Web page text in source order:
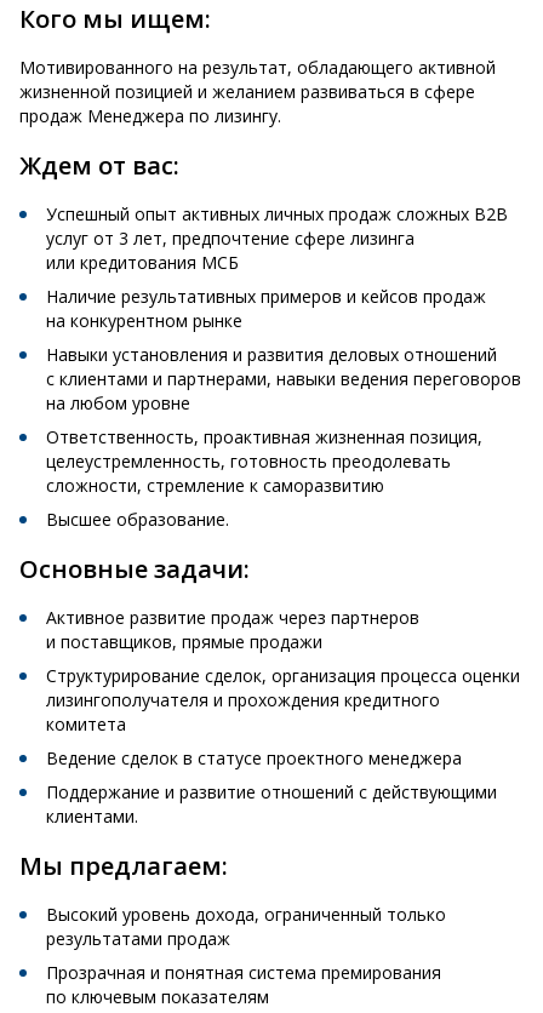
Кого мы ищем:
Мотивированного на результат, обладающего активной
жизненной позицией и желанием развиваться в сфере
продаж Менеджера по лизингу.
Ждем от вас:
Успешный опыт активных личных продаж сложных B2B
услуг от 3 лет, предпочтение сфере лизинга
или кредитования МСБ
Наличие результативных примеров и кейсов продаж
на конкурентном рынке
Навыки установления и развития деловых отношений
с клиентами и партнерами, навыки ведения переговоров
на любом уровне
Ответственность, проактивная жизненная позиция,
целеустремленность, готовность преодолевать
сложности, стремление к саморазвитию
Высшее образование.
Основные задачи:
Активное развитие продаж через партнеров
и поставщиков, прямые продажи
Структурирование сделок, организация процесса оценки
лизингополучателя и прохождения кредитного
комитета
Ведение сделок в статусе проектного менеджера
Поддержание и развитие отношений с действующими
клиентами.
Мы предлагаем:
Высокий уровень дохода, ограниченный только
результатами продаж
Прозрачная и понятная система премирования
по ключевым показателям